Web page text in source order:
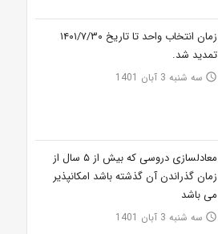
زمان انتخاب واحد تا تاریخ ۱۴۰۱/۷/۳۰
تمدید شد.
access_time سه شنبه 3 آبان 1401
معادلسازی دروسی که بیش از ۵ سال از
زمان گذراندن آن گذشته باشد امکانپذیر
می باشد
access_time سه شنبه 3 آبان 1401